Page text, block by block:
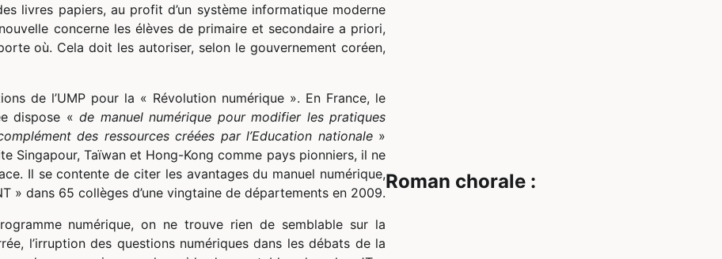
livres papiers, au profit d’un système informatique moderne
concerne les élèves de primaire et secondaire a priori,
où. Cela doit les autoriser, selon le gouvernement coréen,
de l’UMP pour la « Révolution numérique ». En France, le
dispose « de manuel numérique pour modifier les pratiques
des ressources créées par l’Education nationale»
Singapour, Taïwan et Hong-Kong comme pays pionniers, il ne
Il se contente de citer les avantages du manuel numérique,
» dans 65 collèges d’une vingtaine de départements en 2009.
numérique, on ne trouve rien de semblable sur la
l’irruption des questions numériques dans les débats de la
Roman chorale :